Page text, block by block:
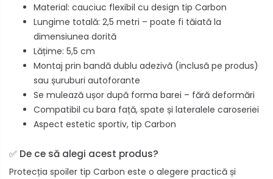
Material: cauciuc flexibil cu design tip Carbon
Lungime totală: 2,5 metri – poate fi tăiată la
dimensiunea dorită
Lățime: 5,5 cm
Montaj prin bandă dublu adezivă (inclusă pe produs)
sau șuruburi autoforante
Se mulează ușor după forma barei – fără deformări
Compatibil cu bara față, spate și lateralele caroseriei
Aspect estetic sportiv, tip Carbon
✅ De ce să alegi acest produs?
Protecția spoiler tip Carbon este o alegere practică și